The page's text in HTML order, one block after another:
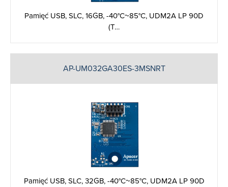
Pamięć USB, SLC, 16GB, -40°C~85°C, UDM2A LP 90D
(T…
AP-UM032GA30ES-3MSNRT
Pamięć USB, SLC, 32GB, -40°C~85°C, UDM2A LP 90D